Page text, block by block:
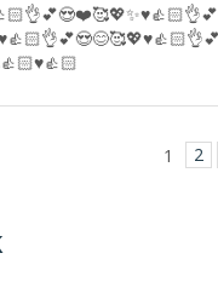
1 2